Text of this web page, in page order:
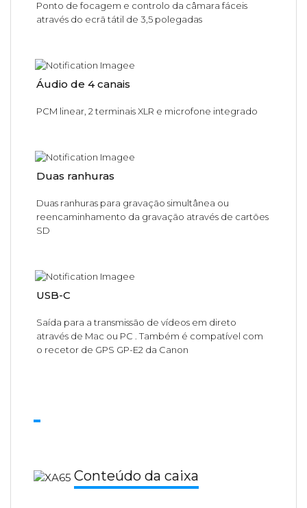
Ponto de focagem e controlo da câmara fáceis
através do ecrã tátil de 3,5 polegadas
Áudio de 4 canais
PCM linear, 2 terminais XLR e microfone integrado
Duas ranhuras
Duas ranhuras para gravação simultânea ou
reencaminhamento da gravação através de cartões
SD
USB-C
Saída para a transmissão de vídeos em direto
através de Mac ou PC
. Também é compatível com
o recetor de GPS GP-E2 da Canon
Conteúdo da caixa